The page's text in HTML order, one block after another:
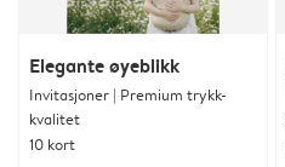
Elegante øyeblikk
Invitasjoner | Premium trykk-
kvalitet
10 kort